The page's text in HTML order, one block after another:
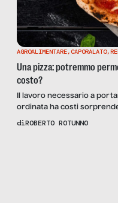
AGROALIMENTARE,CAPORALATO,
Una pizza: potremmo
costo?
Il lavoro necessario a
ordinata ha costi
lavoro nero, caporalato e
diROBERTO ROTUNNO